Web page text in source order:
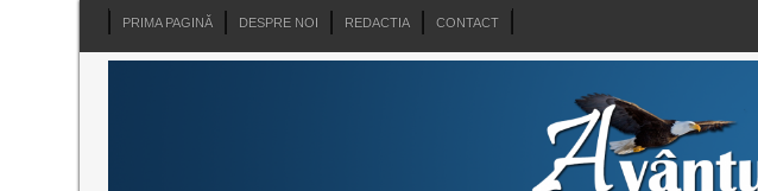
PRIMA PAGINĂ DESPRE NOI REDACTIA CONTACT